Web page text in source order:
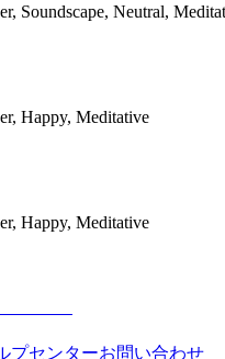
Soundscape, Neutral,
Happy, Meditative
Happy, Meditative
プセンターお問い合わせ